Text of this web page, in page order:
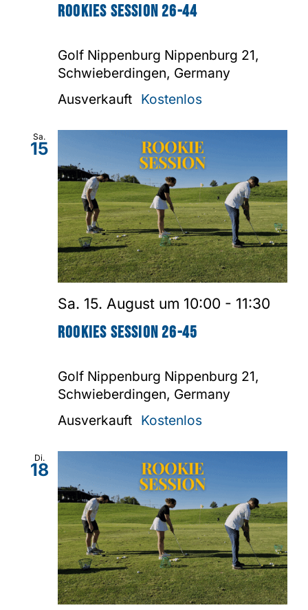
Rookies Session 26-44
Golf Nippenburg Nippenburg 21,
Schwieberdingen, Germany
Ausverkauft Kostenlos
Sa.
15
Rookies Session 26-45
Sa. 15. August um 10:00 - 11:30
Golf Nippenburg Nippenburg 21,
Schwieberdingen, Germany
Ausverkauft Kostenlos
Di.
18